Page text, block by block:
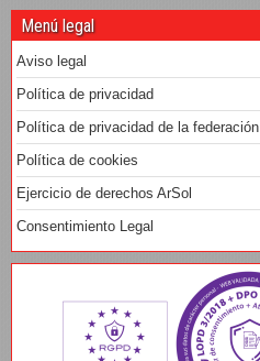
Menú legal
Aviso legal
Política de privacidad
Política de privacidad de la federación
Política de cookies
Ejercicio de derechos ArSol
Consentimiento Legal